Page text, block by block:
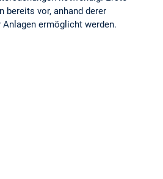
bereits vor, anhand derer
Anlagen ermöglicht werden.